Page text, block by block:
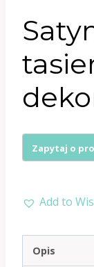
Add to
Opis